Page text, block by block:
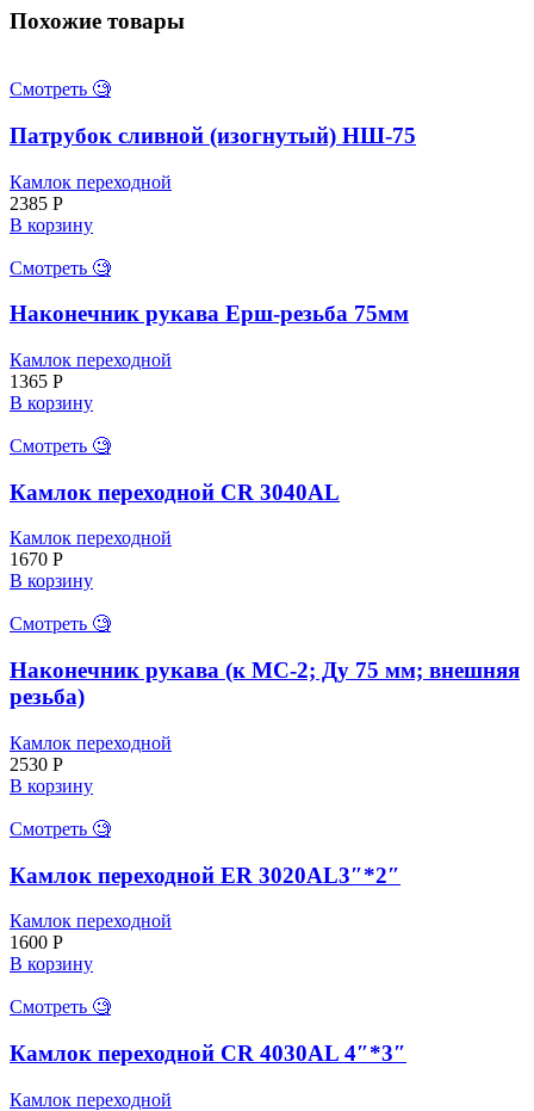
1/2"
Похожие товары
Смотреть 🧐
Патрубок сливной (изогнутый) НШ-75
Камлок переходной
2385 Р
В корзину
Смотреть 🧐
Наконечник рукава Ерш-резьба 75мм
Камлок переходной
1365 Р
В корзину
Смотреть 🧐
Камлок переходной CR 3040AL
Камлок переходной
1670 Р
В корзину
Смотреть 🧐
Наконечник рукава (к МС-2; Ду 75 мм; внешняя
резьба)
Камлок переходной
2530 Р
В корзину
Смотреть 🧐
Камлок переходной ER 3020AL3″*2″
Камлок переходной
1600 Р
В корзину
Смотреть 🧐
Камлок переходной CR 4030AL 4″*3″
Камлок переходной